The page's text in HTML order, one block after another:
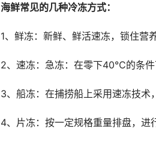
海鲜常见的几种冷冻方式：
1、鲜冻：新鲜、鲜活速冻，锁住营
2、速冻：急冻：在零下40℃的条件
3、船冻：在捕捞船上采用速冻技术
4、片冻：按一定规格重量排盘，进